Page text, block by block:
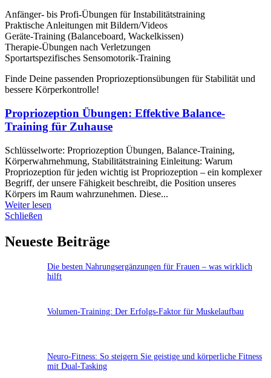
Anfänger- bis Profi-Übungen für Instabilitätstraining
Praktische Anleitungen mit Bildern/Videos
Geräte-Training (Balanceboard, Wackelkissen)
Therapie-Übungen nach Verletzungen
Sportartspezifisches Sensomotorik-Training
Finde Deine passenden Propriozeptionsübungen für Stabilität und
bessere Körperkontrolle!
Propriozeption Übungen: Effektive Balance-
Training für Zuhause
Schlüsselworte: Propriozeption Übungen, Balance-Training,
Körperwahrnehmung, Stabilitätstraining Einleitung: Warum
Propriozeption für jeden wichtig ist Propriozeption – ein komplexer
Begriff, der unsere Fähigkeit beschreibt, die Position unseres
Körpers im Raum wahrzunehmen. Diese...
Weiter lesen
Schließen
Neueste Beiträge
Die besten Nahrungsergänzungen für Frauen – was wirklich
hilft
Volumen-Training: Der Erfolgs-Faktor für Muskelaufbau
Neuro-Fitness: So steigern Sie geistige und körperliche Fitness
mit Dual-Tasking